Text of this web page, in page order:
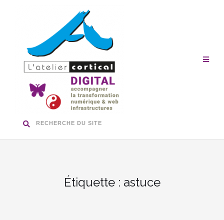
RECHERCHE DU SITE
Étiquette : astuce